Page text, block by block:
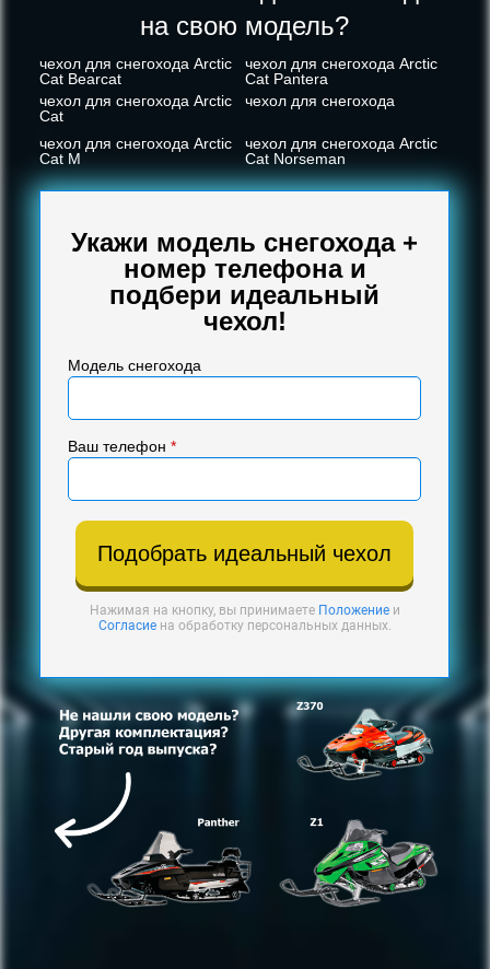
на свою модель?
чехол для снегохода Arctic
Cat Bearcat
чехол для снегохода Arctic
Cat
чехол для снегохода Arctic
Cat Pantera
чехол для снегохода
чехол для снегохода Arctic
Cat M
чехол для снегохода Arctic
Cat Norseman
Укажи модель снегохода +
номер телефона и
подбери идеальный
чехол!
Модель снегохода
Ваш телефон *
Подобрать идеальный чехол
Нажимая на кнопку, вы принимаете Положениеи
Согласиена обработку персональных данных.